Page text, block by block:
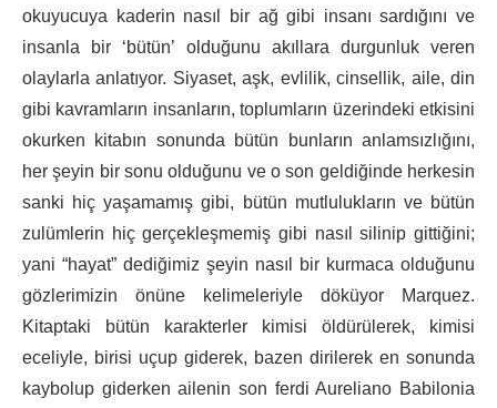
okuyucuya kaderin nasıl bir ağ gibi insanı sardığını ve
insanla bir ‘bütün’ olduğunu akıllara durgunluk veren
olaylarla anlatıyor. Siyaset, aşk, evlilik, cinsellik, aile, din
gibi kavramların insanların, toplumların üzerindeki etkisini
okurken kitabın sonunda bütün bunların anlamsızlığını,
her şeyin bir sonu olduğunu ve o son geldiğinde herkesin
sanki hiç yaşamamış gibi, bütün mutlulukların ve bütün
zulümlerin hiç gerçekleşmemiş gibi nasıl silinip gittiğini;
yani “hayat” dediğimiz şeyin nasıl bir kurmaca olduğunu
gözlerimizin önüne kelimeleriyle döküyor Marquez.
Kitaptaki bütün karakterler kimisi öldürülerek, kimisi
eceliyle, birisi uçup giderek, bazen dirilerek en sonunda
kaybolup giderken ailenin son ferdi Aureliano Babilonia